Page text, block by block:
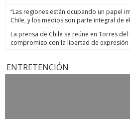
“Las regiones están ocupando un papel
Chile, y los medios son parte integral de
La prensa de Chile se reúne en Torres
compromiso con la libertad de expresión
ENTRETENCIÓN